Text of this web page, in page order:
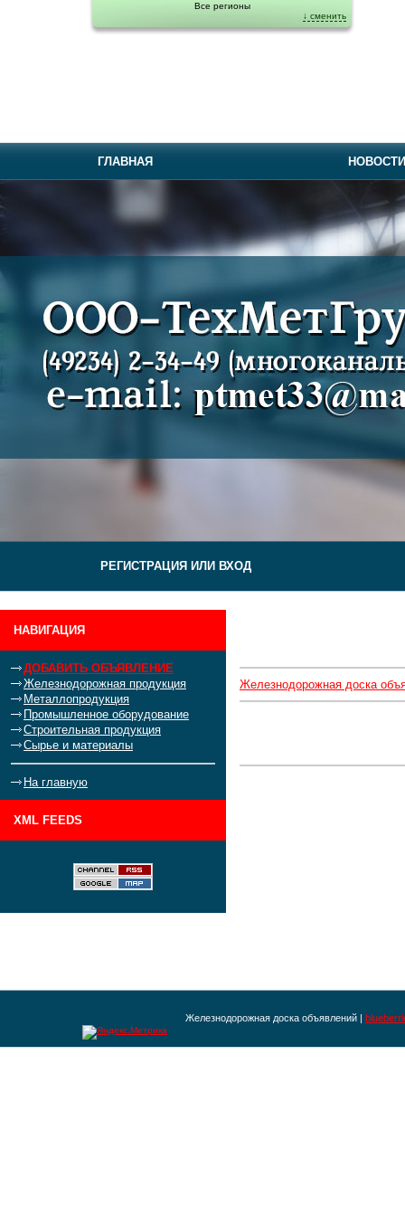
Все регионы
↓ сменить
ГЛАВНАЯ НОВОСТИ
РЕГИСТРАЦИЯ ИЛИ ВХОД
НАВИГАЦИЯ
ДОБАВИТЬ ОБЪЯВЛЕНИЕ
Железнодорожная продукция
Металлопродукция
Промышленное оборудование
Строительная продукция
Сырье и материалы
На главную
XML FEEDS
Железнодорожная доска
Железнодорожная доска объявлений |